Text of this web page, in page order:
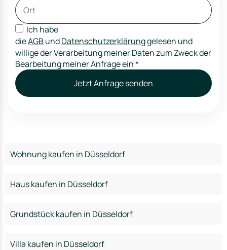
Ich habe
dieAGBundDatenschutzerklärunggelesen und
willige der Verarbeitung meiner Daten zum Zweck der
Bearbeitung meiner Anfrage ein*
Jetzt Anfrage senden
Wohnung kaufen in Düsseldorf
Haus kaufen in Düsseldorf
Grundstück kaufen in Düsseldorf
Villa kaufen in Düsseldorf